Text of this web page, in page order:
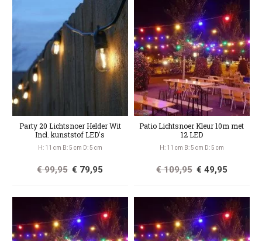
Party 20 Lichtsnoer Helder Wit
Incl. kunststof LED's
H: 11 cm B: 5 cm D: 5 cm
€ 79,95
€ 99,95
Patio Lichtsnoer Kleur 10m met
12 LED
H: 11 cm B: 5 cm D: 5 cm
€ 49,95
€ 109,95